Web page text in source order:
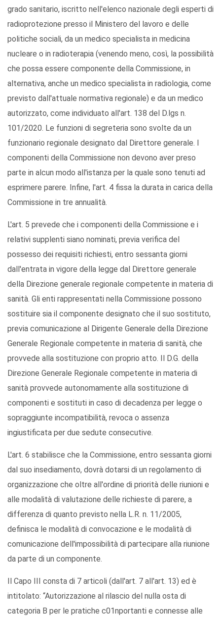
grado sanitario, iscritto nell'elenco nazionale degli esperti di
radioprotezione presso il Ministero del lavoro e delle
politiche sociali, da un medico specialista in medicina
nucleare o in radioterapia (venendo meno, così, la possibilità
che possa essere componente della Commissione, in
alternativa, anche un medico specialista in radiologia, come
previsto dall'attuale normativa regionale) e da un medico
autorizzato, come individuato all'art. 138 del D.lgs n.
101/2020. Le funzioni di segreteria sono svolte da un
funzionario regionale designato dal Direttore generale. I
componenti della Commissione non devono aver preso
parte in alcun modo all'istanza per la quale sono tenuti ad
esprimere parere. Infine, l'art. 4 fissa la durata in carica della
Commissione in tre annualità.
L'art. 5 prevede che i componenti della Commissione e i
relativi supplenti siano nominati, previa verifica del
possesso dei requisiti richiesti, entro sessanta giorni
dall'entrata in vigore della legge dal Direttore generale
della Direzione generale regionale competente in materia di
sanità. Gli enti rappresentati nella Commissione possono
sostituire sia il componente designato che il suo sostituto,
previa comunicazione al Dirigente Generale della Direzione
Generale Regionale competente in materia di sanità, che
provvede alla sostituzione con proprio atto. Il D.G. della
Direzione Generale Regionale competente in materia di
sanità provvede autonomamente alla sostituzione di
componenti e sostituti in caso di decadenza per legge o
sopraggiunte incompatibilità, revoca o assenza
ingiustificata per due sedute consecutive.
L'art. 6 stabilisce che la Commissione, entro sessanta giorni
dal suo insediamento, dovrà dotarsi di un regolamento di
organizzazione che oltre all'ordine di priorità delle riunioni e
alle modalità di valutazione delle richieste di parere, a
differenza di quanto previsto nella L.R. n. 11/2005,
definisca le modalità di convocazione e le modalità di
comunicazione dell'impossibilità di partecipare alla riunione
da parte di un componente.
Il Capo III consta di 7 articoli (dall'art. 7 all'art. 13) ed è
intitolato: “Autorizzazione al rilascio del nulla osta di
categoria B per le pratiche c01nportanti e connesse alle